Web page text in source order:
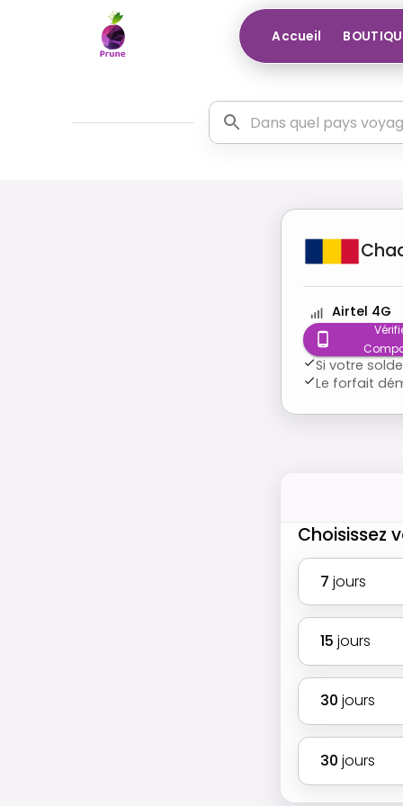
Accueil
Airtel 4G
Si votre
Le forfait
Choisissez
7 jours
15 jours
30 jours
30 jours